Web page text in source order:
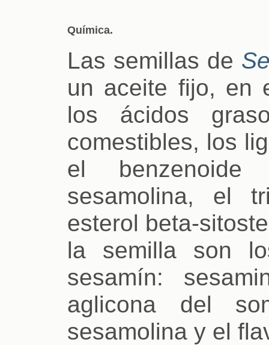
Química.
Las semillas de
un aceite fijo, en
los ácidos
comestibles, los
el benzenoide
sesamolina, el
esterol beta-
la semilla son
sesamín:
aglicona del
sesamolina y el